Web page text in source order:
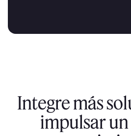
Integre más
impulsar